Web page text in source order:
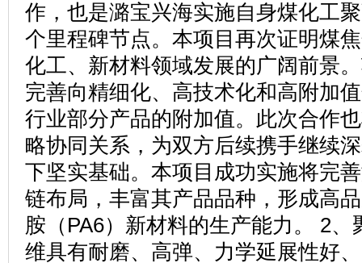
作，也是潞宝兴海实施自身煤化工
个里程碑节点。本项目再次证明煤
化工、新材料领域发展的广阔前景
完善向精细化、高技术化和高附加
行业部分产品的附加值。此次合作
略协同关系，为双方后续携手继续
下坚实基础。本项目成功实施将完
链布局，丰富其产品品种，形成高
胺（PA6）新材料的生产能力。 2
维具有耐磨、高弹、力学延展性好